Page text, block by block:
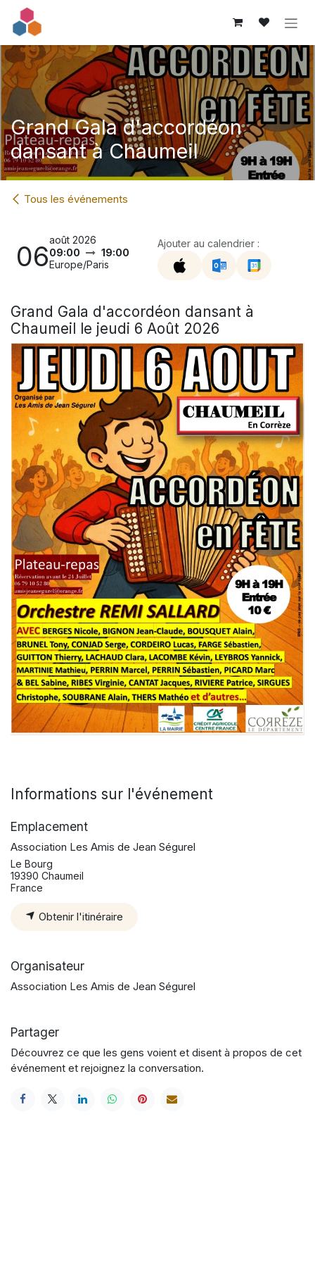
Se rendre au contenu
Grand Gala d'accordéon
dansant à Chaumeil
Tous les événements
06
août 2026
09:00
19:00
Europe/Paris
Ajouter au calendrier :
Grand Gala d'accordéon dansant à
Chaumeil le jeudi 6 Août 2026
Informations sur l'événement
Emplacement
Association Les Amis de Jean Ségurel
Le Bourg
19390 Chaumeil
France
Obtenir l'itinéraire
Organisateur
Association Les Amis de Jean Ségurel
Partager
Découvrez ce que les gens voient et disent à propos de cet
événement et rejoignez la conversation.